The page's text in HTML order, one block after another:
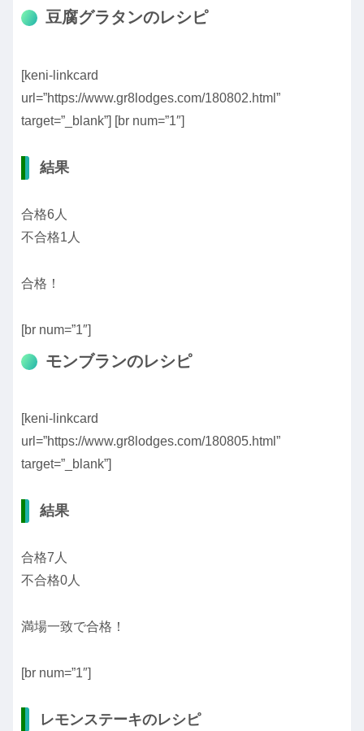
豆腐グラタンのレシピ
[keni-linkcard
url=”https://www.gr8lodges.com/180802.html”
target=”_blank”] [br num=”1″]
結果
合格6人
不合格1人
合格！
[br num=”1″]
モンブランのレシピ
[keni-linkcard
url=”https://www.gr8lodges.com/180805.html”
target=”_blank”]
結果
合格7人
不合格0人
満場一致で合格！
[br num=”1″]
レモンステーキのレシピ